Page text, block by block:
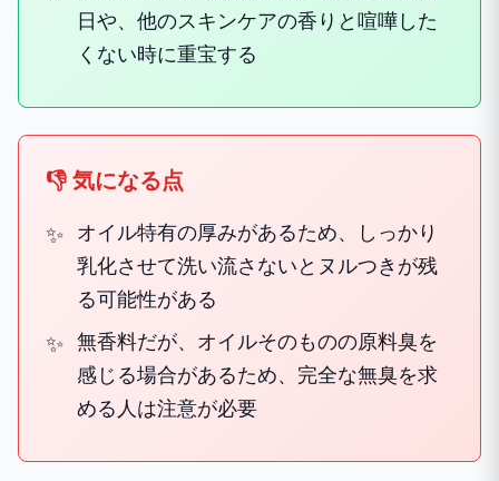
日や、他のスキンケアの香りと喧嘩した
くない時に重宝する
👎 気になる点
オイル特有の厚みがあるため、しっかり
乳化させて洗い流さないとヌルつきが残
る可能性がある
無香料だが、オイルそのものの原料臭を
感じる場合があるため、完全な無臭を求
める人は注意が必要